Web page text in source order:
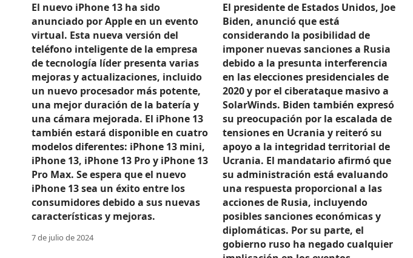
El nuevo iPhone 13 ha sido
anunciado por Apple en un evento
virtual. Esta nueva versión del
teléfono inteligente de la empresa
de tecnología líder presenta varias
mejoras y actualizaciones, incluido
un nuevo procesador más potente,
una mejor duración de la batería y
una cámara mejorada. El iPhone 13
también estará disponible en cuatro
modelos diferentes: iPhone 13 mini,
iPhone 13, iPhone 13 Pro y iPhone 13
Pro Max. Se espera que el nuevo
iPhone 13 sea un éxito entre los
consumidores debido a sus nuevas
características y mejoras.
7 de julio de 2024
El presidente de Estados Unidos, Joe
Biden, anunció que está
considerando la posibilidad de
imponer nuevas sanciones a Rusia
debido a la presunta interferencia
en las elecciones presidenciales de
2020 y por el ciberataque masivo a
SolarWinds. Biden también expresó
su preocupación por la escalada de
tensiones en Ucrania y reiteró su
apoyo a la integridad territorial de
Ucrania. El mandatario afirmó que
su administración está evaluando
una respuesta proporcional a las
acciones de Rusia, incluyendo
posibles sanciones económicas y
diplomáticas. Por su parte, el
gobierno ruso ha negado cualquier